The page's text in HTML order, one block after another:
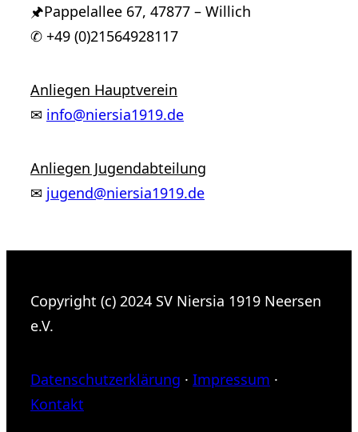
🖈Pappelallee 67, 47877 – Willich
✆ +49 (0)21564928117
Anliegen Hauptverein
✉ info@niersia1919.de
Anliegen Jugendabteilung
✉ jugend@niersia1919.de
Copyright (c) 2024 SV Niersia 1919 Neersen
e.V.
Datenschutzerklärung · Impressum ·
Kontakt